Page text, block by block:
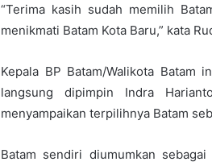
“Terima kasih sudah memilih
menikmati Batam Kota Baru,” kata
Kepala BP Batam/Walikota Batam
langsung dipimpin Indra
menyampaikan terpilihnya Batam
Batam sendiri diumumkan